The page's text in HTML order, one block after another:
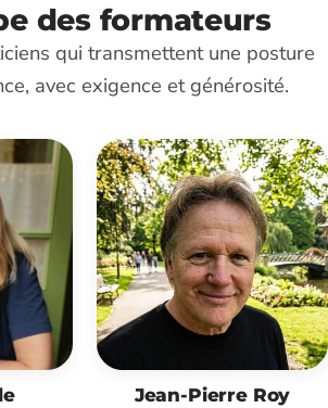
des formateurs
qui transmettent une posture
avec exigence et générosité.
Jean-Pierre Roy